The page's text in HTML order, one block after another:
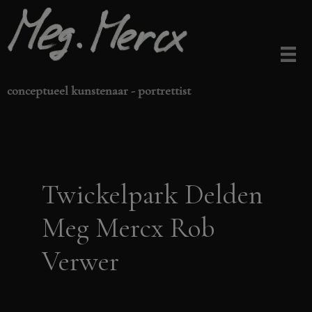
naar
de
conceptueel kunstenaar - portrettist
Twickelpark Delden
Meg Mercx Rob
Verwer